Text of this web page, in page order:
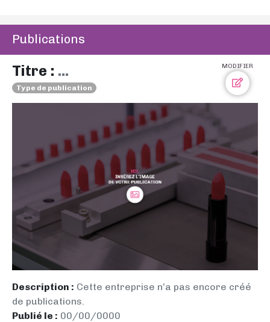
Publications
MODIFIER
Titre : ...
Type de publication
Description : Cette entreprise n’a pas encore créé
de publications.
Publié le : 00/00/0000